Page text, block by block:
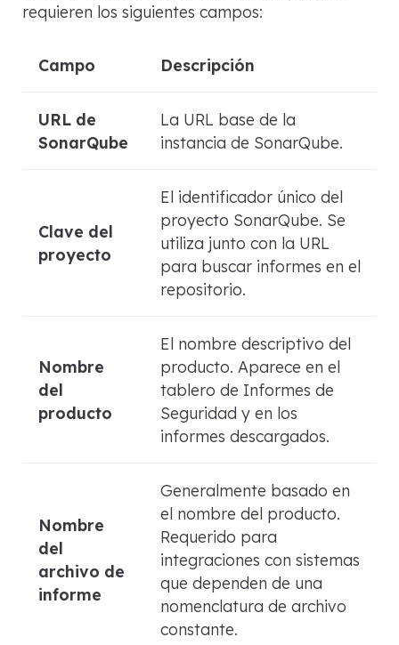
requieren los siguientes campos:
Campo Descripción
URL de
SonarQube
La URL base de la
instancia de SonarQube.
Clave del
proyecto
El identificador único del
proyecto SonarQube. Se
utiliza junto con la URL
para buscar informes en el
repositorio.
Nombre
del
producto
El nombre descriptivo del
producto. Aparece en el
tablero de Informes de
Seguridad y en los
informes descargados.
Nombre
del
archivo de
informe
Generalmente basado en
el nombre del producto.
Requerido para
integraciones con sistemas
que dependen de una
nomenclatura de archivo
constante.